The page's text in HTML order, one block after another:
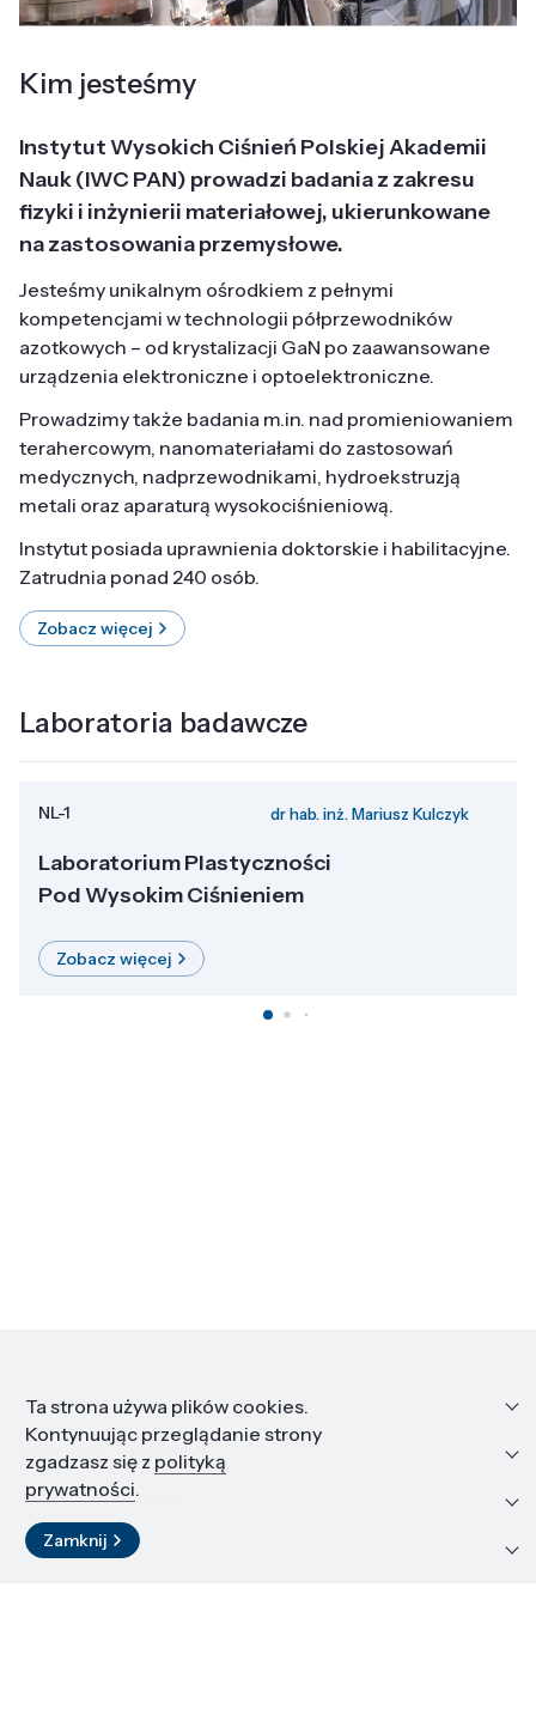
Kim jesteśmy
Instytut Wysokich Ciśnień Polskiej Akademii
Nauk (IWC PAN) prowadzi badania z zakresu
fizyki i inżynierii materiałowej, ukierunkowane
na zastosowania przemysłowe.
Jesteśmy unikalnym ośrodkiem z pełnymi
kompetencjami w technologii półprzewodników
azotkowych – od krystalizacji GaN po zaawansowane
urządzenia elektroniczne i optoelektroniczne.
Prowadzimy także badania m.in. nad promieniowaniem
terahercowym, nanomateriałami do zastosowań
medycznych, nadprzewodnikami, hydroekstruzją
metali oraz aparaturą wysokociśnieniową.
Instytut posiada uprawnienia doktorskie i habilitacyjne.
Zatrudnia ponad 240 osób.
Zobacz więcej
Laboratoria badawcze
NL-1 dr hab. inż. Mariusz Kulczyk
Laboratorium Plastyczności
Pod Wysokim Ciśnieniem
Zobacz więcej
Informacje
Edukacja i kariera
Zasoby i materiały
Kontakt
Ta strona używa plików cookies.
Kontynuując przeglądanie strony
zgadzasz się z polityką
prywatności.
Zamknij